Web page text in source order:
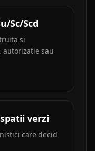
Sc/Scd
si
sau
spatii verzi
care decid